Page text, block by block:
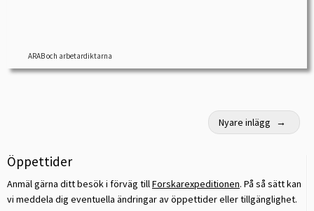
ARAB och arbetardiktarna
Nyare inlägg →
Öppettider
Anmäl gärna ditt besök i förväg tillForskarexpeditionen. På så sätt kan
vi meddela dig eventuella ändringar av öppettider eller tillgänglighet.